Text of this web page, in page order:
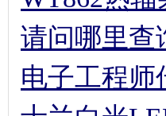
请问哪里
电子工程师